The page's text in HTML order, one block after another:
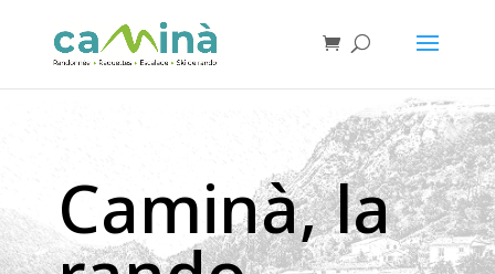
Caminà, la